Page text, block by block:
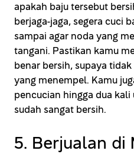
apakah baju tersebut
berjaga-jaga, segera cuci
sampai agar noda yang
tangani. Pastikan kamu
benar bersih, supaya
yang menempel. Kamu
pencucian hingga dua
sudah sangat bersih.
5. Berjualan di